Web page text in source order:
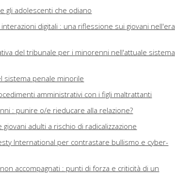
gli adolescenti che odiano
digitali : una riflessione sui giovani nell'era
del tribunale per i minorenni nell'attuale sistema
sistema penale minorile
amministrativi con i figli maltrattanti
: punire o/e rieducare alla relazione?
adulti a rischio di radicalizzazione
International per contrastare bullismo e cyber-
accompagnati : punti di forza e criticità di un